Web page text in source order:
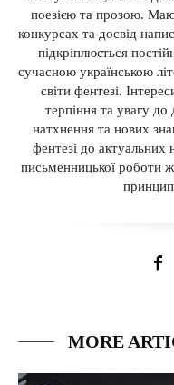
поезією та прозою.
конкурсах та досвід
підкріплюється
сучасною українською
світи фентезі.
терпіння та увагу до
натхнення та нових
фентезі до актуальних
письменницької роботи
принцип
MORE